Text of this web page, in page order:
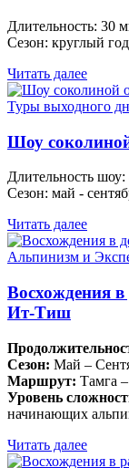
Длительность: 30
Сезон: круглый год
Читать далее
Туры выходного
Шоу
Длительность
Сезон: май -
Читать далее
Альпинизм и
Восхождения в
Ит-Тиш
Сезон: Май –
Маршрут: Тамга
Уровень
начинающих
Читать далее